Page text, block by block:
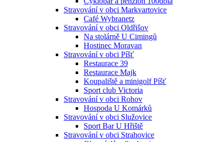
Stravování v obci Markvartovice
Café Wybranetz
Stravování v obci Oldřišov
Na stolárně U Cimingů
Hostinec Moravan
Stravování v obci Píšť
Restaurace 39
Restaurace Majk
Koupaliště a minigolf Píšť
Sport club Victoria
Stravování v obci Rohov
Hospoda U Komárků
Stravování v obci Služovice
Sport Bar U Hřiště
Stravování v obci Strahovice